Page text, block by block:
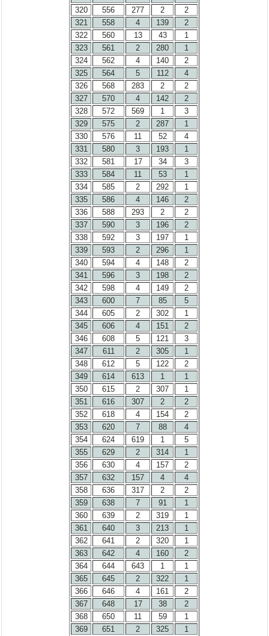
320
556 277 2
2
321
558 4 139
2
322
560 13 43
1
323
561 2 280
1
324
562 4 140
2
325
564 5 112
4
326
568 283 2
2
327
570 4 142
2
328
572 569 1
3
329
575 2 287
1
330
576 11 52
4
331
580 3 193
1
332
581 17 34
3
333
584 11 53
1
334
585 2 292
1
335
586 4 146
2
336
588 293 2
2
337
590 3 196
2
338
592 3 197
1
339
593 2 296
1
340
594 4 148
2
341
596 3 198
2
342
598 4 149
2
343
600 7 85
5
344
605 2 302
1
345
606 4 151
2
346
608 5 121
3
347
611 2 305
1
348
612 5 122
2
349
614 613 1
1
350
615 2 307
1
351
616 307 2
2
352
618 4 154
2
353
620 7 88
4
354
624 619 1
5
355
629 2 314
1
356
630 4 157
2
357
632 157 4
4
358
636 317 2
2
359
638 7 91
1
360
639 2 319
1
361
640 3 213
1
362
641 2 320
1
363
642 4 160
2
364
644 643 1
1
365
645 2 322
1
366
646 4 161
2
367
648 17 38
2
368
650 11 59
1
369
651 2 325
1